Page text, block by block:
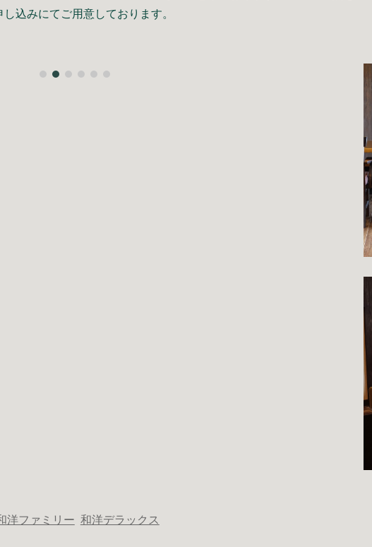
し込みにてご用意しております。
洋ファミリー 和洋デラックス